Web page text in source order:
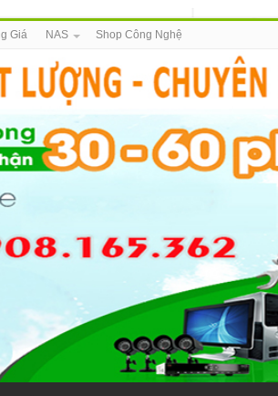
Giá NAS Shop Công Nghệ